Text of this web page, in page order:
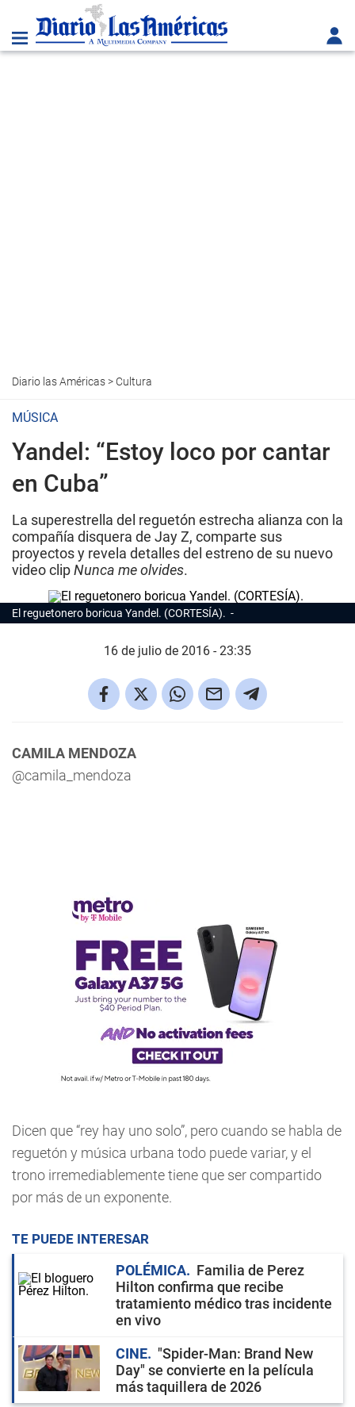
Diario las Américas> Cultura
MÚSICA
Yandel: “Estoy loco por cantar
en Cuba”
La superestrella del reguetón estrecha alianza con la
compañía disquera de Jay Z, comparte sus
proyectos y revela detalles del estreno de su nuevo
video clipNunca me olvides.
El reguetonero boricua Yandel. (CORTESÍA).
16 de julio de 2016 - 23:35
CAMILA MENDOZA
@camila_mendoza
Dicen que “rey hay uno solo”, pero cuando se habla de
reguetón y música urbana todo puede variar, y el
trono irremediablemente tiene que ser compartido
por más de un exponente.
TE PUEDE INTERESAR
POLÉMICA
Familia de Perez
Hilton confirma que recibe
tratamiento médico tras incidente
en vivo
CINE
"Spider-Man: Brand New
Day" se convierte en la película
más taquillera de 2026